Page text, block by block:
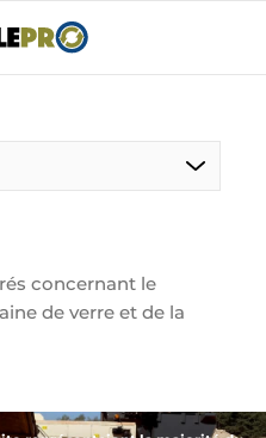
concernant le
de verre et de la